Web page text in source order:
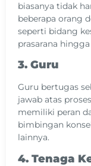
biasanya tidak
beberapa orang
seperti bidang
prasarana
3. Guru
Guru bertugas
jawab atas
memiliki peran
bimbingan
lainnya.
4. Tenaga